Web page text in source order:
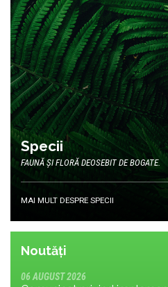
Specii
FAUNĂ ȘI FLORĂ DEOSEBIT DE BOGATE.
MAI MULT DESPRE SPECII
Noutăți
06 AUGUST 2026